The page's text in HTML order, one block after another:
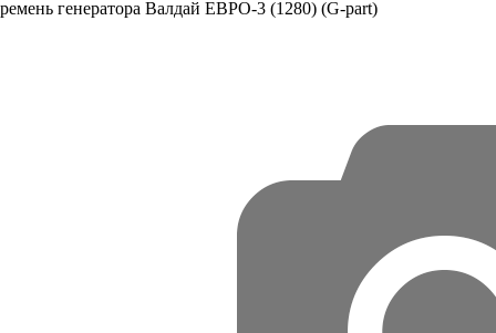
ремень генератора Валдай ЕВРО-3 (1280) (G-part)